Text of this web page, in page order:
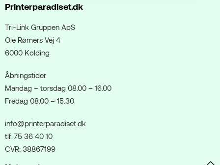
Printerparadiset.dk
Tri-Link Gruppen ApS
Ole Rømers Vej 4
6000 Kolding
Åbningstider
Mandag – torsdag 08.00 – 16.00
Fredag 08.00 – 15.30
info@printerparadiset.dk
tlf. 75 36 40 10
CVR: 38867199